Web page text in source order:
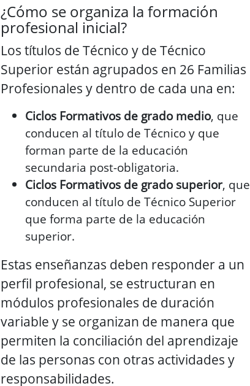
¿Cómo se organiza la formación
profesional inicial?
Los títulos de Técnico y de Técnico
Superior están agrupados en 26 Familias
Profesionales y dentro de cada una en:
Ciclos Formativos de grado medio, que
conducen al título de Técnico y que
forman parte de la educación
secundaria post-obligatoria.
Ciclos Formativos de grado superior, que
conducen al título de Técnico Superior
que forma parte de la educación
superior.
Estas enseñanzas deben responder a un
perfil profesional, se estructuran en
módulos profesionales de duración
variable y se organizan de manera que
permiten la conciliación del aprendizaje
de las personas con otras actividades y
responsabilidades.